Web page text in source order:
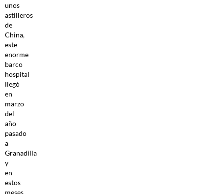
unos
astilleros
de
China,
este
enorme
barco
hospital
llegó
en
marzo
del
año
pasado
a
Granadilla
y
en
estos
meses